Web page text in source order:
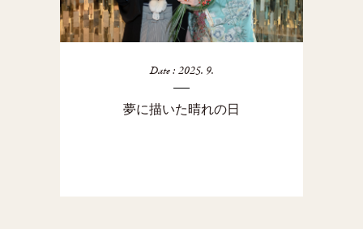
Date : 2025. 9.
夢に描いた晴れの日